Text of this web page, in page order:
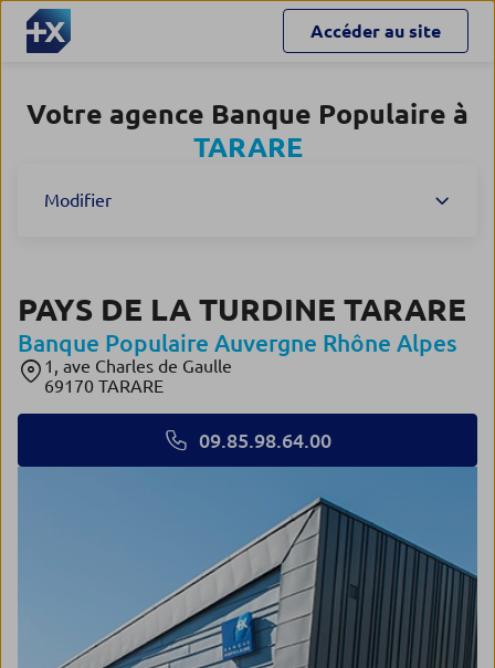
Accéder au site
Votre agence Banque Populaire à
TARARE
Modifier
PAYS DE LA TURDINE TARARE
Banque Populaire Auvergne Rhône Alpes
1, ave Charles de Gaulle
69170 TARARE
09.85.98.64.00